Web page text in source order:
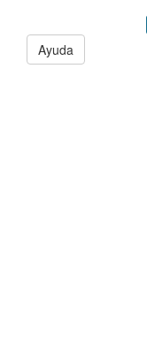
Ayuda